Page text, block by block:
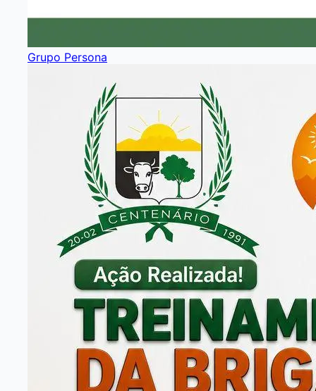
Grupo Persona